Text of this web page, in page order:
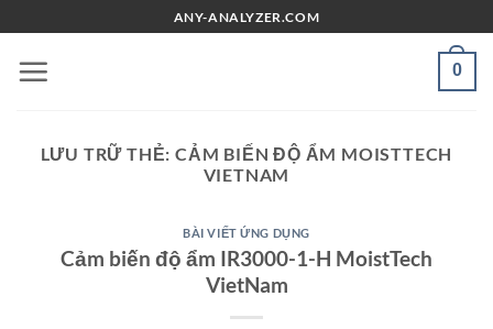
đến
nội
ANY-ANALYZER.COM
0
LƯU TRỮ THẺ:CẢM BIẾN ĐỘ ẨM MOISTTECH
VIETNAM
BÀI VIẾT ỨNG DỤNG
Cảm biến độ ẩm IR3000-1-H MoistTech
VietNam